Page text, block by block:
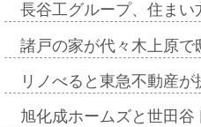
長谷工グループ、住ま
諸戸の家が代々木上原
リノべると東急不動産
旭化成ホームズと世田